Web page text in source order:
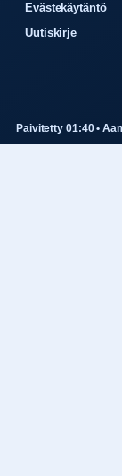
Evästekäytäntö
Uutiskirje
Paivitetty 01:40 •